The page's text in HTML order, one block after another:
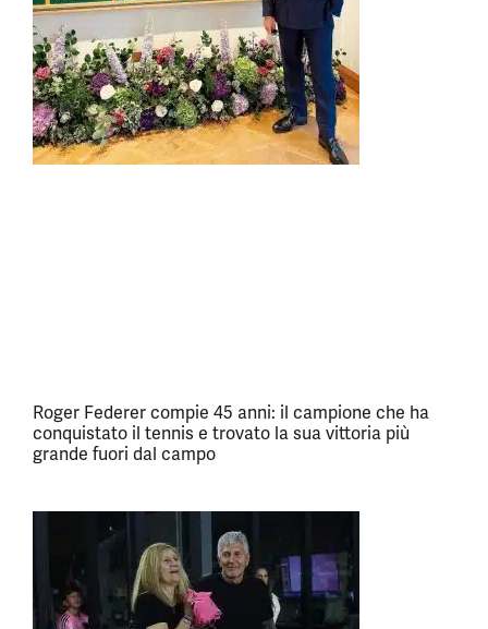
Roger Federer compie 45 anni: il campione che ha
conquistato il tennis e trovato la sua vittoria più
grande fuori dal campo